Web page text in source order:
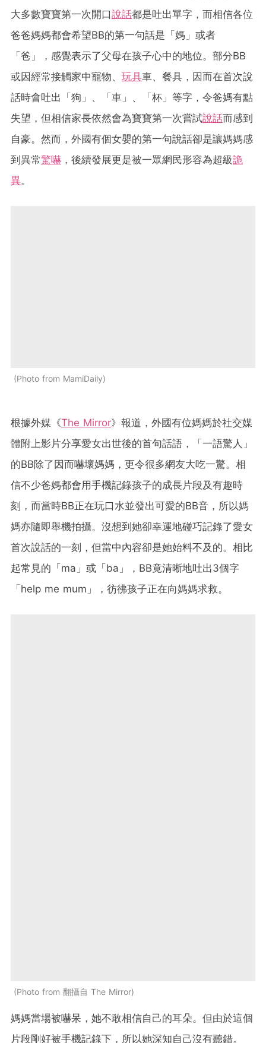
大多數寶寶第一次開口說話都是吐出單字，而相信各位
爸爸媽媽都會希望BB的第一句話是「媽」或者
「爸」，感覺表示了父母在孩子心中的地位。部分BB
或因經常接觸家中寵物、 玩具車、餐具，因而在首次說
話時會吐出「狗」、「車」、「杯」等字，令爸媽有點
失望，但相信家長依然會為寶寶第一次嘗試說話而感到
自豪。然而，外國有個女嬰的第一句說話卻是讓媽媽感
到異常驚嚇 ，後續發展更是被一眾網民形容為超級詭
異。
Photo from MamiDaily
根據外媒《The Mirror》報道，外國有位媽媽於社交媒
體附上影片分享愛女出世後的首句話語，「一語驚人」
的BB除了因而嚇壞媽媽，更令很多網友大吃一驚。相
信不少爸媽都會用手機記錄孩子的成長片段及有趣時
刻，而當時BB正在玩口水並發出可愛的BB音，所以媽
媽亦隨即舉機拍攝。沒想到她卻幸運地碰巧記錄了愛女
首次說話的一刻，但當中內容卻是她始料不及的。相比
起常見的「ma」或「ba」，BB竟清晰地吐出3個字
「help me mum」，彷彿孩子正在向媽媽求救。
Photo from 翻攝自 The Mirror
媽媽當場被嚇呆，她不敢相信自己的耳朵。但由於這個
片段剛好被手機記錄下，所以她深知自己沒有聽錯。